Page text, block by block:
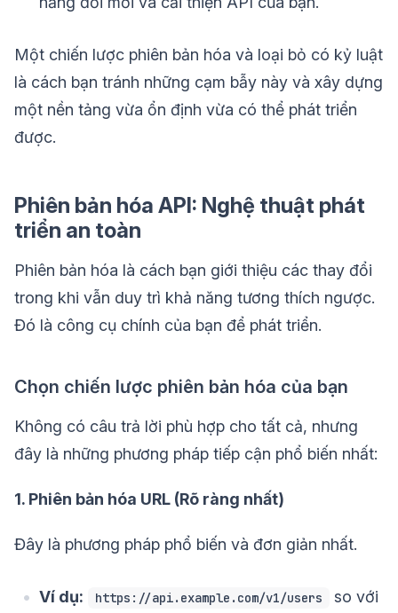
Một chiến lược phiên bản hóa và loại bỏ có kỷ luật
là cách bạn tránh những cạm bẫy này và xây dựng
một nền tảng vừa ổn định vừa có thể phát triển
được.
Phiên bản hóa API: Nghệ thuật phát
triển an toàn
Phiên bản hóa là cách bạn giới thiệu các thay đổi
trong khi vẫn duy trì khả năng tương thích ngược.
Đó là công cụ chính của bạn để phát triển.
Chọn chiến lược phiên bản hóa của bạn
Không có câu trả lời phù hợp cho tất cả, nhưng
đây là những phương pháp tiếp cận phổ biến nhất:
1. Phiên bản hóa URL (Rõ ràng nhất)
Đây là phương pháp phổ biến và đơn giản nhất.
Ví dụ: https://api.example.com/v1/users so với